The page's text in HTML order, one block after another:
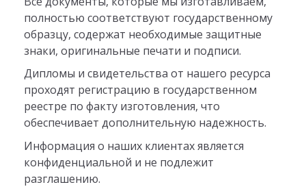
полностью соответствуют государственному
образцу, содержат необходимые защитные
знаки, оригинальные печати и подписи.
Дипломы и свидетельства от нашего ресурса
проходят регистрацию в государственном
реестре по факту изготовления, что
обеспечивает дополнительную надежность.
Информация о наших клиентах является
конфиденциальной и не подлежит
разглашению.